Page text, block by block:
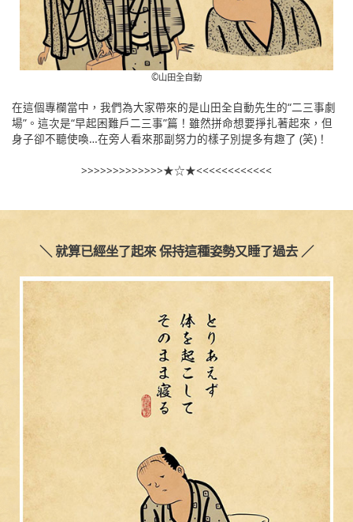
©︎山田全自動
在這個專欄當中，我們為大家帶來的是山田全自動先生的“二三事劇
場”。這次是“早起困難戶二三事”篇！雖然拼命想要掙扎著起來，但
身子卻不聽使喚…在旁人看來那副努力的樣子別提多有趣了 (笑)！
>>>>>>>>>>>>>★☆★<<<<<<<<<<<<
＼ 就算已經坐了起來 保持這種姿勢又睡了過去 ／